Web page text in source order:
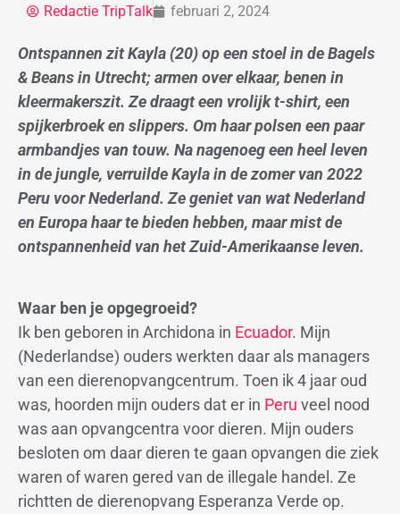
Redactie TripTalk februari 2, 2024
Ontspannen zit Kayla (20) op een stoel in de Bagels
& Beans in Utrecht; armen over elkaar, benen in
kleermakerszit. Ze draagt een vrolijk t-shirt, een
spijkerbroek en slippers. Om haar polsen een paar
armbandjes van touw. Na nagenoeg een heel leven
in de jungle, verruilde Kayla in de zomer van 2022
Peru voor Nederland. Ze geniet van wat Nederland
en Europa haar te bieden hebben, maar mist de
ontspannenheid van het Zuid-Amerikaanse leven.
Waar ben je opgegroeid?
Ik ben geboren in Archidona in Ecuador. Mijn
(Nederlandse) ouders werkten daar als managers
van een dierenopvangcentrum. Toen ik 4 jaar oud
was, hoorden mijn ouders dat er in Peru veel nood
was aan opvangcentra voor dieren. Mijn ouders
besloten om daar dieren te gaan opvangen die ziek
waren of waren gered van de illegale handel. Ze
richtten de dierenopvang Esperanza Verde op.